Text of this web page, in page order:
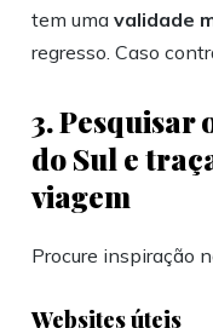
tem umavalidade
regresso. Caso
3. Pesquisar
do Sul e
viagem
Procure inspiração
Websites úteis